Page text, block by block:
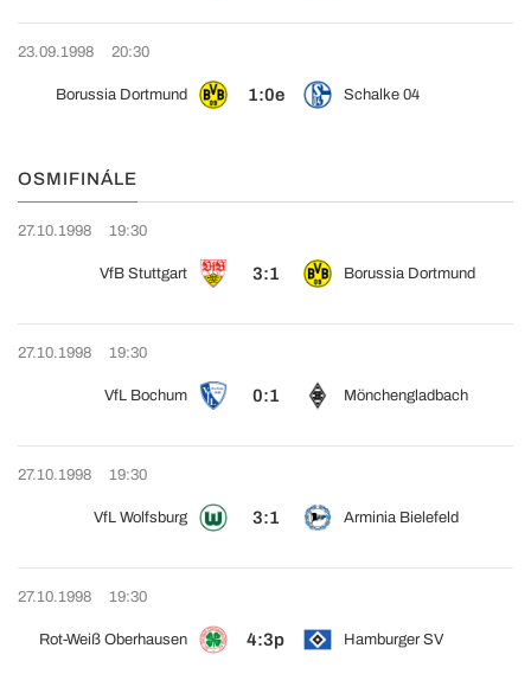
23.09.1998 20:30
Borussia Dortmund 1:0e Schalke 04
OSMIFINÁLE
27.10.1998 19:30
VfB Stuttgart 3:1 Borussia Dortmund
27.10.1998 19:30
VfL Bochum 0:1 Mönchengladbach
27.10.1998 19:30
VfL Wolfsburg 3:1 Arminia Bielefeld
27.10.1998 19:30
Rot-Weiß Oberhausen 4:3p Hamburger SV